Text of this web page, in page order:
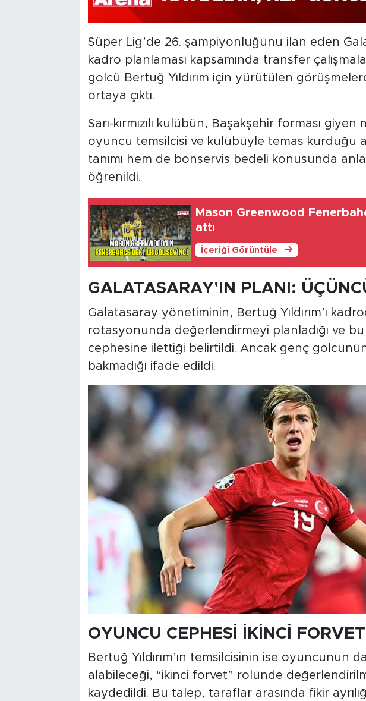
Süper Lig’de 26. şampiyonluğunu ilan eden
kadro planlaması kapsamında transfer
golcü Bertuğ Yıldırım için yürütülen
ortaya çıktı.
Sarı-kırmızılı kulübün, Başakşehir forması
oyuncu temsilcisi ve kulübüyle temas kurduğu
tanımı hem de bonservis bedeli konusunda
öğrenildi.
Mason Greenwood
attı
İçeriği Görüntüle
GALATASARAY'IN PLANI:
Galatasaray yönetiminin, Bertuğ Yıldırım’ı
rotasyonunda değerlendirmeyi planladığı ve
cephesine ilettiği belirtildi. Ancak genç
bakmadığı ifade edildi.
OYUNCU CEPHESİ İKİNCİ
Bertuğ Yıldırım’ın temsilcisinin ise oyuncunun
alabileceği, “ikinci forvet” rolünde
kaydedildi. Bu talep, taraflar arasında fikir